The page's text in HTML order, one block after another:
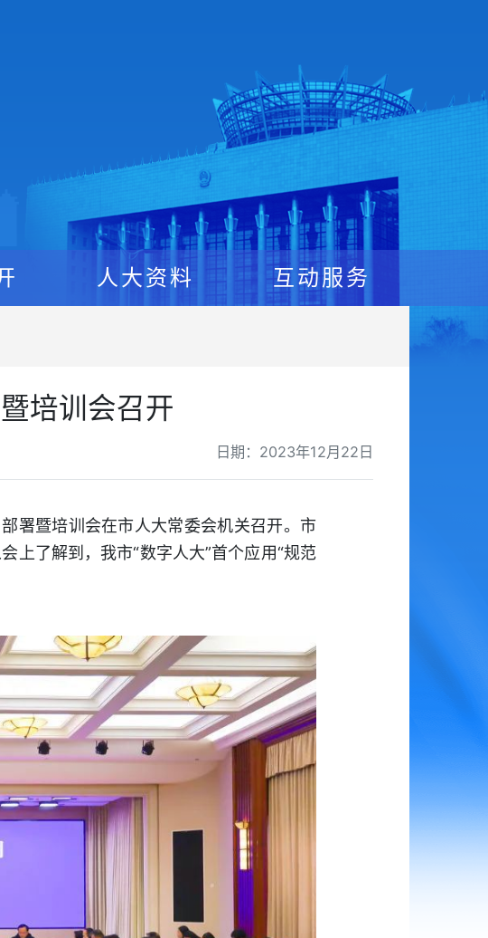
人大资料 互动服务
培训会召开
日期：2023年12月22日
署暨培训会在市人大常委会机关召开。市
上了解到，我市“数字人大”首个应用“规范